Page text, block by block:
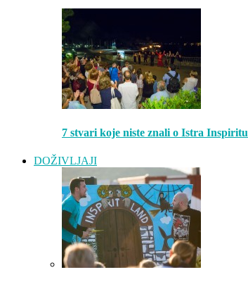
7 stvari koje niste znali o Istra Inspiritu
DOŽIVLJAJI